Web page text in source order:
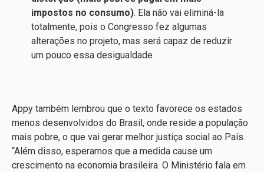
impostos no consumo). Ela não vai eliminá-la
totalmente, pois o Congresso fez algumas
alterações no projeto, mas será capaz de reduzir
um pouco essa desigualdade
Appy também lembrou que o texto favorece os estados
menos desenvolvidos do Brasil, onde reside a população
mais pobre, o que vai gerar melhor justiça social ao País.
“Além disso, esperamos que a medida cause um
crescimento na economia brasileira. O Ministério fala em